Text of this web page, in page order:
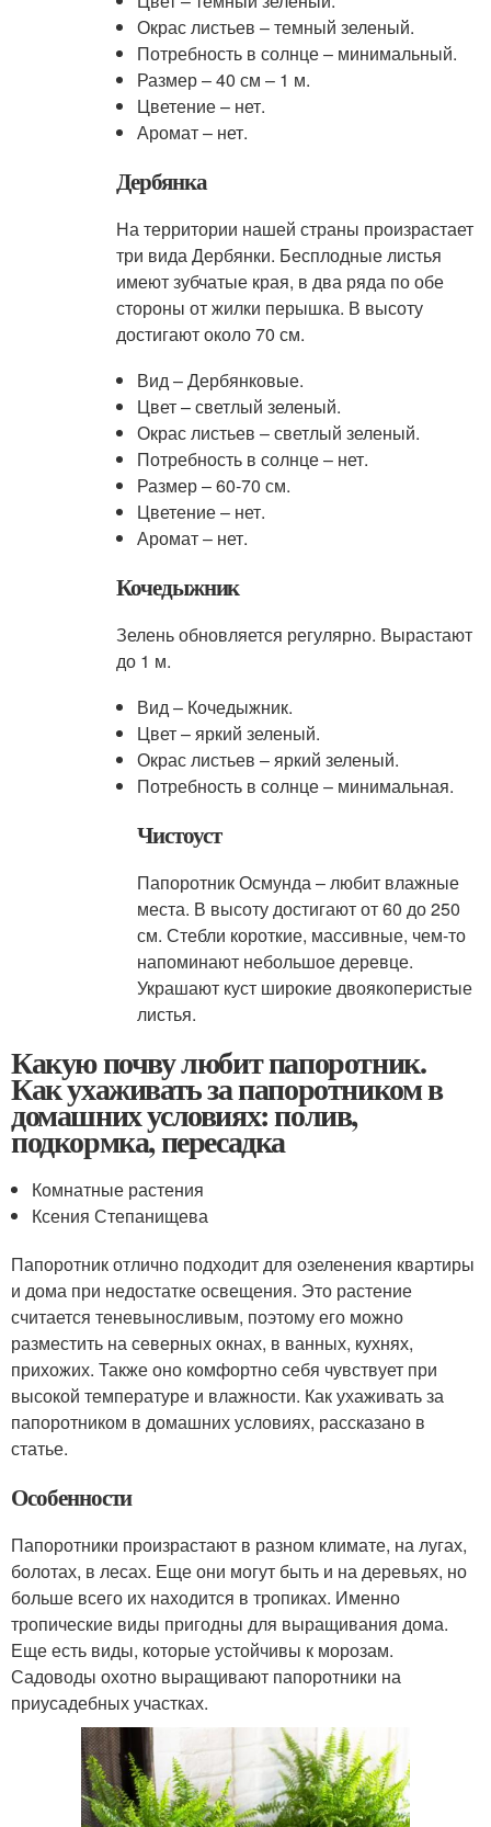
Окрас листьев – темный зеленый.
Потребность в солнце – минимальный.
Размер – 40 см – 1 м.
Цветение – нет.
Аромат – нет.
Дербянка
На территории нашей страны произрастает
три вида Дербянки. Бесплодные листья
имеют зубчатые края, в два ряда по обе
стороны от жилки перышка. В высоту
достигают около 70 см.
Вид – Дербянковые.
Цвет – светлый зеленый.
Окрас листьев – светлый зеленый.
Потребность в солнце – нет.
Размер – 60-70 см.
Цветение – нет.
Аромат – нет.
Кочедыжник
Зелень обновляется регулярно. Вырастают
до 1 м.
Вид – Кочедыжник.
Цвет – яркий зеленый.
Окрас листьев – яркий зеленый.
Потребность в солнце – минимальная.
Чистоуст
Папоротник Осмунда – любит влажные
места. В высоту достигают от 60 до 250
см. Стебли короткие, массивные, чем-то
напоминают небольшое деревце.
Украшают куст широкие двоякоперистые
листья.
Какую почву любит папоротник.
Как ухаживать за папоротником в
домашних условиях: полив,
подкормка, пересадка
Комнатные растения
Ксения Степанищева
Папоротник отлично подходит для озеленения квартиры
и дома при недостатке освещения. Это растение
считается теневыносливым, поэтому его можно
разместить на северных окнах, в ванных, кухнях,
прихожих. Также оно комфортно себя чувствует при
высокой температуре и влажности. Как ухаживать за
папоротником в домашних условиях, рассказано в
статье.
Особенности
Папоротники произрастают в разном климате, на лугах,
болотах, в лесах. Еще они могут быть и на деревьях, но
больше всего их находится в тропиках. Именно
тропические виды пригодны для выращивания дома.
Еще есть виды, которые устойчивы к морозам.
Садоводы охотно выращивают папоротники на
приусадебных участках.